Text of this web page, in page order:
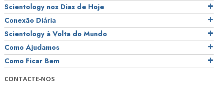
Scientology nos Dias de Hoje
Conexão Diária
Scientology à Volta do Mundo
Como Ajudamos
Como Ficar Bem
CONTACTE‑NOS